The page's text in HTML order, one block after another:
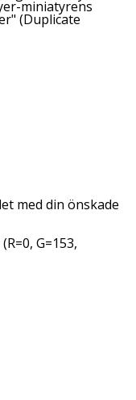
-miniatyrens
(Duplicate
med din önskade
G=153,